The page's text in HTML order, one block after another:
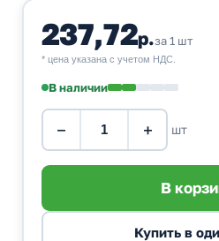
237,72р.за 1 шт
* цена указана с учетом НДС.
В наличии
− + шт